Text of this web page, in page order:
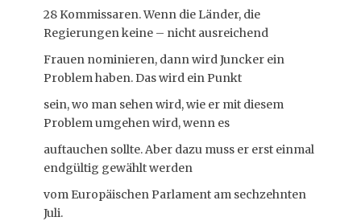
28 Kommissaren. Wenn die Länder, die
Regierungen keine – nicht ausreichend
Frauen nominieren, dann wird Juncker ein
Problem haben. Das wird ein Punkt
sein, wo man sehen wird, wie er mit diesem
Problem umgehen wird, wenn es
auftauchen sollte. Aber dazu muss er erst einmal
endgültig gewählt werden
vom Europäischen Parlament am sechzehnten
Juli.